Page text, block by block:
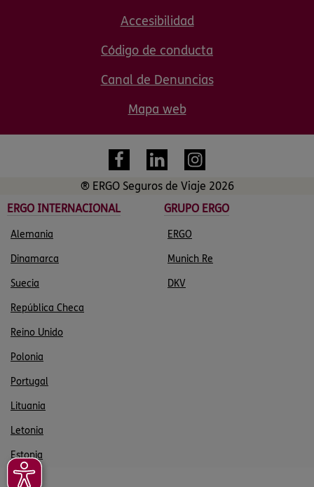
Accesibilidad
Código de conducta
Canal de Denuncias
Mapa web
® ERGO Seguros de Viaje 2026
ERGO INTERNACIONAL
GRUPO ERGO
Alemania ERGO
Dinamarca Munich Re
Suecia DKV
República Checa
Reino Unido
Polonia
Portugal
Lituania
Letonia
Estonia